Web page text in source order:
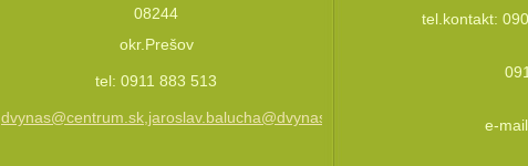
08244
okr.Prešov
tel: 0911 883 513
dvynas@centrum.sk,jaroslav.balucha@dvynas.sk,dvynas@dvynaseshop.sk
tel.kontakt:
0911
e-